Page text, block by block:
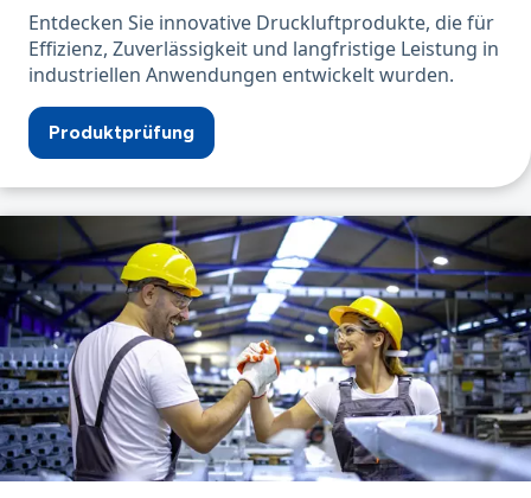
Entdecken Sie innovative Druckluftprodukte, die für
Effizienz, Zuverlässigkeit und langfristige Leistung in
industriellen Anwendungen entwickelt wurden.
Produktprüfung